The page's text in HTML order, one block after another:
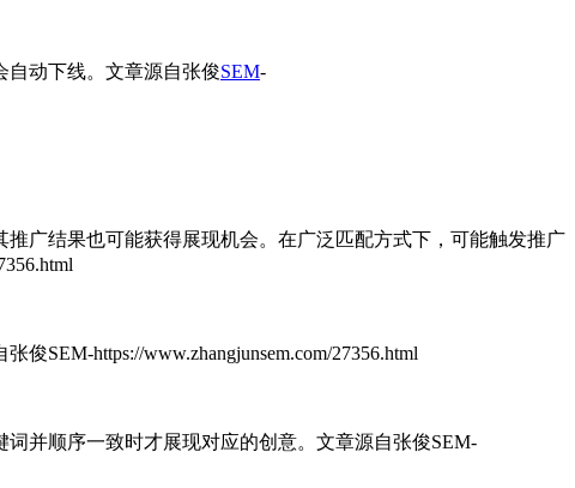
动下线。 文章源自张俊SEM-
广结果也可能获得展现机会。在广泛匹配方式下，可能触发推广
俊SEM-https://www.zhangjunsem.com/27356.html
并顺序一致时才展现对应的创意。 文章源自张俊SEM-